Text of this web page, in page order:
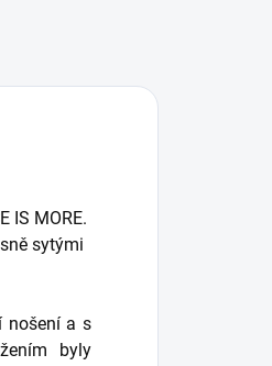
IS MORE.
sytými
nošení a s
byly